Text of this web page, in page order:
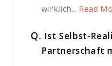
wirklich... Read
Q. Ist Selbst-
Partnerschaft